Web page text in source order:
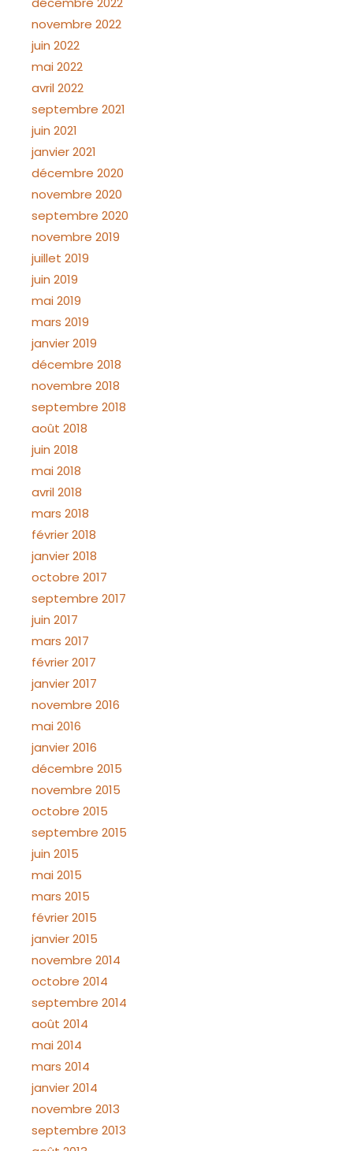
novembre 2022
juin 2022
mai 2022
avril 2022
septembre 2021
juin 2021
janvier 2021
décembre 2020
novembre 2020
septembre 2020
novembre 2019
juillet 2019
juin 2019
mai 2019
mars 2019
janvier 2019
décembre 2018
novembre 2018
septembre 2018
août 2018
juin 2018
mai 2018
avril 2018
mars 2018
février 2018
janvier 2018
octobre 2017
septembre 2017
juin 2017
mars 2017
février 2017
janvier 2017
novembre 2016
mai 2016
janvier 2016
décembre 2015
novembre 2015
octobre 2015
septembre 2015
juin 2015
mai 2015
mars 2015
février 2015
janvier 2015
novembre 2014
octobre 2014
septembre 2014
août 2014
mai 2014
mars 2014
janvier 2014
novembre 2013
septembre 2013